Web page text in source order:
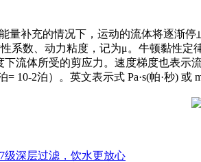
量补充的情况下，运动的流体将逐渐
系数、动力粘度，记为μ。牛顿黏性
流体所受的剪应力。速度梯度也表
2泊）。英文表示式 Pa·s(帕·秒) 或
深层过滤，饮水更放心